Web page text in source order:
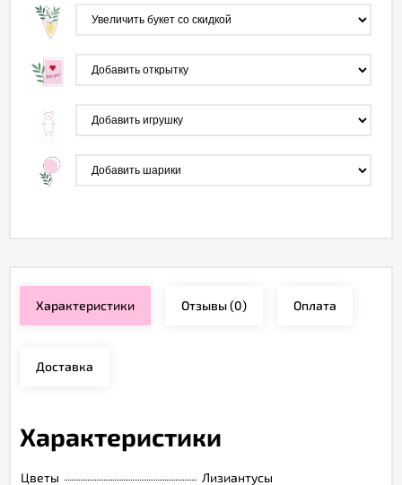
Характеристики Отзывы(0) Оплата
Доставка
Характеристики
Цветы
Лизиантусы